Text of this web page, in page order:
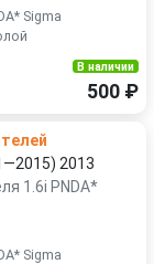
Sigma
В наличии
500 ₽
2013
1.6i PNDA*
Sigma